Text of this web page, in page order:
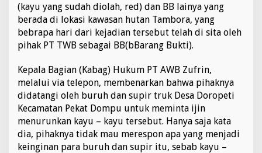
(kayu yang sudah diolah, red) dan BB lainya yang
berada di lokasi kawasan hutan Tambora, yang
bebrapa hari dari kejadian tersebut telah di sita oleh
pihak PT TWB sebagai BB(bBarang Bukti).
Kepala Bagian (Kabag) Hukum PT AWB Zufrin,
melalui via telepon, membenarkan bahwa pihaknya
didatangi oleh buruh dan supir truk Desa Doropeti
Kecamatan Pekat Dompu untuk meminta ijin
menurunkan kayu – kayu tersebut. Hanya saja kata
dia, pihaknya tidak mau merespon apa yang menjadi
keinginan para buruh dan supir itu, sebab kayu –